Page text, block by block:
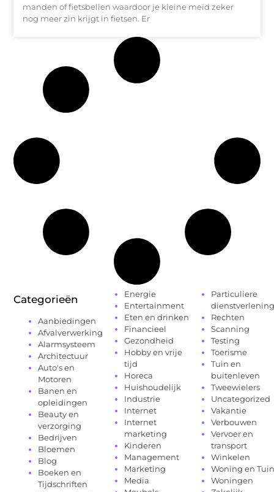
manden of fietsbellen waardoor je kleine meid zeker
nog meer zin krijgt in fietsen. Er
Categorieën
Aanbiedingen
Afvalverwerking
Alarmsysteem
Architectuur
Auto's en
Motoren
Banen en
opleidingen
Beauty en
verzorging
Bedrijven
Bloemen
Blog
Boeken en
Tijdschriften
Energie
Entertainment
Eten en drinken
Financieel
Gezondheid
Hobby en vrije
tijd
Horeca
Huishoudelijk
Industrie
Internet
Internet
marketing
Kinderen
Management
Marketing
Media
Particuliere
dienstverlening
Rechten
Scanning
Testing
Toerisme
Tuin en
buitenleven
Tweewielers
Uncategorized
Vakantie
Verbouwen
Vervoer en
transport
Winkelen
Woning en Tuin
Woningen